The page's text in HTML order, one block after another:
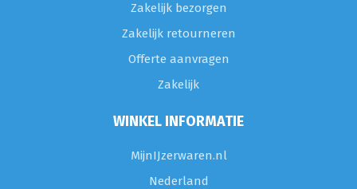
Zakelijk bezorgen
Zakelijk retourneren
Offerte aanvragen
Zakelijk
WINKEL INFORMATIE
MijnIJzerwaren.nl
Nederland